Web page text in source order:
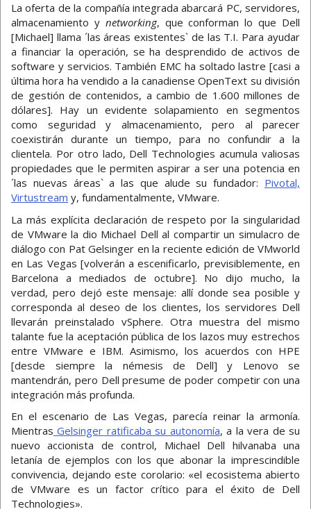
La oferta de la compañía integrada abarcará PC, servidores,
almacenamiento ynetworking, que conforman lo que Dell
[Michael] llama ´las áreas existentes` de las T.I. Para ayudar
a financiar la operación, se ha desprendido de activos de
software y servicios. También EMC ha soltado lastre [casi a
última hora ha vendido a la canadiense OpenText su división
de gestión de contenidos, a cambio de 1.600 millones de
dólares]. Hay un evidente solapamiento en segmentos
como seguridad y almacenamiento, pero al parecer
coexistirán durante un tiempo, para no confundir a la
clientela. Por otro lado, Dell Technologies acumula valiosas
propiedades que le permiten aspirar a ser una potencia en
´las nuevas áreas` a las que alude su fundador: Pivotal,
Virtustream y, fundamentalmente, VMware.
La más explícita declaración de respeto por la singularidad
de VMware la dio Michael Dell al compartir un simulacro de
diálogo con Pat Gelsinger en la reciente edición de VMworld
en Las Vegas [volverán a escenificarlo, previsiblemente, en
Barcelona a mediados de octubre]. No dijo mucho, la
verdad, pero dejó este mensaje: allí donde sea posible y
corresponda al deseo de los clientes, los servidores Dell
llevarán preinstalado vSphere. Otra muestra del mismo
talante fue la aceptación pública de los lazos muy estrechos
entre VMware e IBM. Asimismo, los acuerdos con HPE
[desde siempre la némesis de Dell] y Lenovo se
mantendrán, pero Dell presume de poder competir con una
integración más profunda.
En el escenario de Las Vegas, parecía reinar la armonía.
Mientras Gelsinger ratificaba su autonomía, a la vera de su
nuevo accionista de control, Michael Dell hilvanaba una
letanía de ejemplos con los que abonar la imprescindible
convivencia, dejando este corolario: «el ecosistema abierto
de VMware es un factor crítico para el éxito de Dell
Technologies».